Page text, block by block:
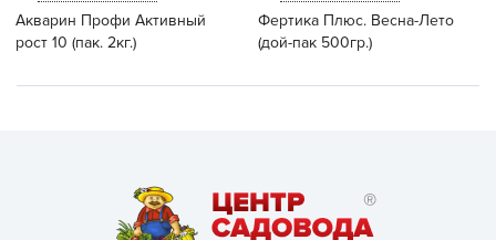
Акварин Профи Активный
рост 10 (пак. 2кг.)
Фертика Плюс. Весна-Лето
(дой-пак 500гр.)